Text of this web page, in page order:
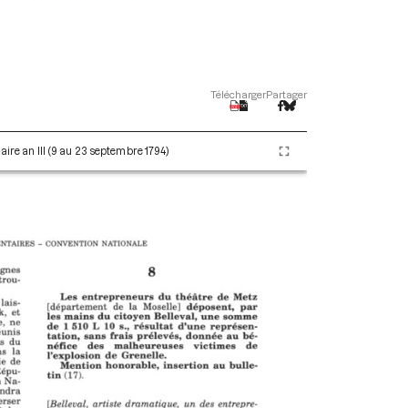
TéléchargerPartager
an III (9 au 23 septembre 1794)